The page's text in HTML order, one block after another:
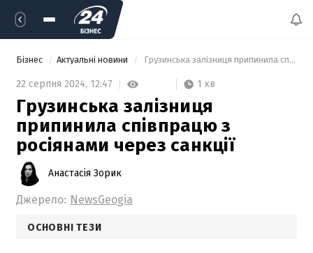
Бізнес Актуальні новини Грузинська залізниця припинила співпрацю з росіянами через санкції
22 серпня 2024, 12:47 1 хв
Грузинська залізниця
припинила співпрацю з
росіянами через санкції
Анастасія Зорик
Джерело: NewsGeogia
ОСНОВНІ ТЕЗИ